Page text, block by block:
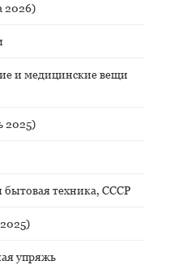
2026)
и медицинские вещи
2025)
бытовая техника, СССР
упряжь